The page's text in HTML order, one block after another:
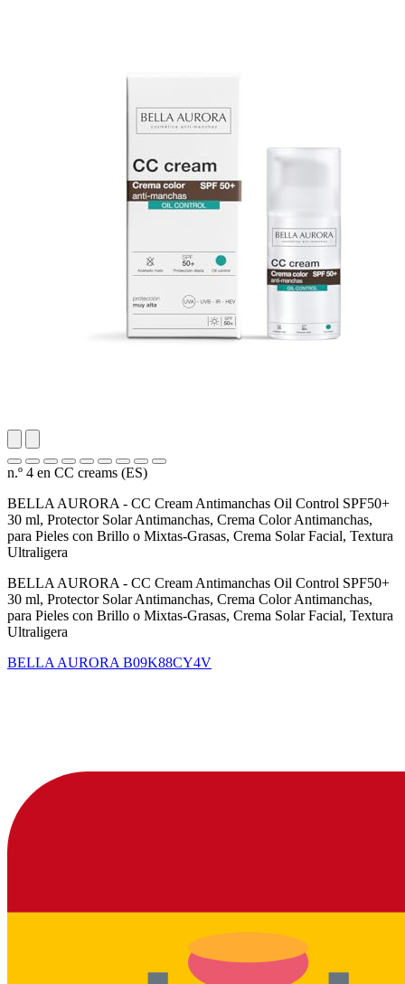
n.º 4 en CC creams (ES)
BELLA AURORA - CC Cream Antimanchas Oil Control SPF50+
30 ml, Protector Solar Antimanchas, Crema Color Antimanchas,
para Pieles con Brillo o Mixtas-Grasas, Crema Solar Facial, Textura
Ultraligera
BELLA AURORA - CC Cream Antimanchas Oil Control SPF50+
30 ml, Protector Solar Antimanchas, Crema Color Antimanchas,
para Pieles con Brillo o Mixtas-Grasas, Crema Solar Facial, Textura
Ultraligera
BELLA AURORA B09K88CY4V